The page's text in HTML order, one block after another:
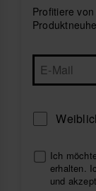
Strandtüchern
stylisches
Erkunde die
jeden
Profitiere
Ich
erhalten.
und